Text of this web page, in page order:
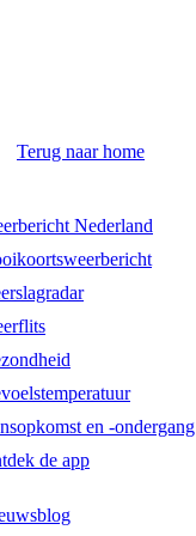
Terug naar home
Nederland
en -ondergang
de app